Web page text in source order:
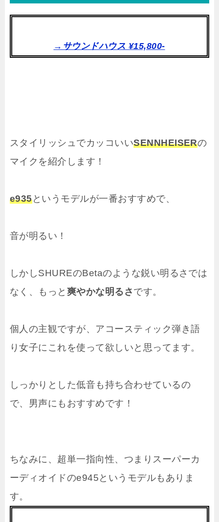
→サウンドハウス ¥15,800-
スタイリッシュでカッコいいSENNHEISERの
マイクを紹介します！
e935というモデルが一番おすすめで、
音が明るい！
しかしSHUREのBetaのような鋭い明るさでは
なく、もっと 爽やかな明るさです。
個人の主観ですが、アコースティック弾き語
り女子にこれを使って欲しいと思ってます。
しっかりとした低音も持ち合わせているの
で、男声にもおすすめです！
ちなみに、超単一指向性、つまりスーパーカ
ーディオイドのe945というモデルもありま
す。